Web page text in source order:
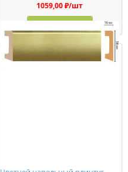
1059,00 ₽/шт
Купить